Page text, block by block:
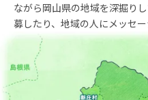
ながら岡山県の地域を深掘り
募したり、地域の人にメッセ